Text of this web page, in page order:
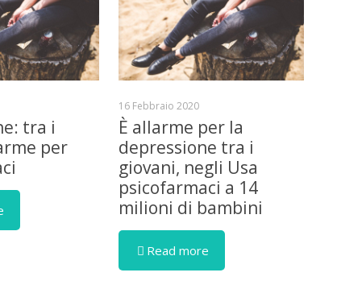
tra i
per
16 Febbraio 2020
È allarme per la
depressione tra i
giovani, negli Usa
psicofarmaci a 14
milioni di bambini
Read more